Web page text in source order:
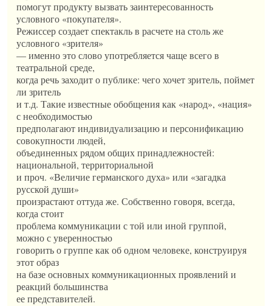
помогут продукту вызвать заинтересованность
условного «покупателя».
Режиссер создает спектакль в расчете на столь же
условного «зрителя»
— именно это слово употребляется чаще всего в
театральной среде,
когда речь заходит о публике: чего хочет зритель, поймет
ли зритель
и т.д. Такие известные обобщения как «народ», «нация»
с необходимостью
предполагают индивидуализацию и персонификацию
совокупности людей,
объединенных рядом общих принадлежностей:
национальной, территориальной
и проч. «Величие германского духа» или «загадка
русской души»
произрастают оттуда же. Собственно говоря, всегда,
когда стоит
проблема коммуникации с той или иной группой,
можно с уверенностью
говорить о группе как об одном человеке, конструируя
этот образ
на базе основных коммуникационных проявлений и
реакций большинства
ее представителей.